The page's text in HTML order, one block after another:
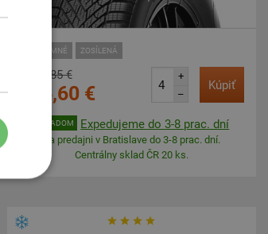
SUV-ZIMNÉ ZOSÍLENÁ
1 100,85 €
656,60 €
+
–
Kúpiť
SKLADOM Expedujeme do 3-8 prac. dní
Na predajni v Bratislave do 3-8 prac. dní.
Centrálny sklad ČR 20 ks.